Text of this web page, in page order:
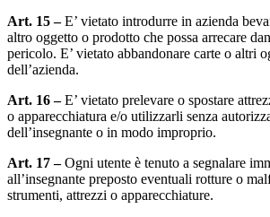
Art. 15 –E’ vietato introdurre in azienda
altro oggetto o prodotto che possa arrecare
pericolo. E’ vietato abbandonare carte o altri
dell’azienda.
Art. 16 –E’ vietato prelevare o spostare
o apparecchiatura e/o utilizzarli senza
dell’insegnante o in modo improprio.
Art. 17 –Ogni utente è tenuto a segnalare
all’insegnante preposto eventuali rotture o
strumenti, attrezzi o apparecchiature.